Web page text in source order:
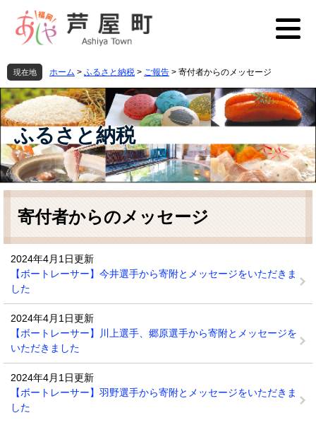
先
頭
で
す
。
を
飛
ば
し
て
文
へ
現在地 ホーム > ふるさと納税 > ご報告 > 寄付者からのメッセージ
ふるさと納税
本
寄付者からのメッセージ
2024年4月1日更新
【ボートレーサー】今井選手から寄附とメッセージをいただきま
した
2024年4月1日更新
【ボートレーサー】川上選手、郷原選手から寄附とメッセージを
いただきました
2024年4月1日更新
【ボートレーサー】羽野選手から寄附とメッセージをいただきま
した